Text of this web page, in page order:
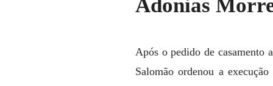
Adonias
Após o pedido de casamento
Salomão ordenou a